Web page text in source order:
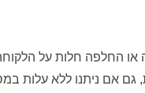
או החלפה חלות על
גם אם ניתנו ללא עלות